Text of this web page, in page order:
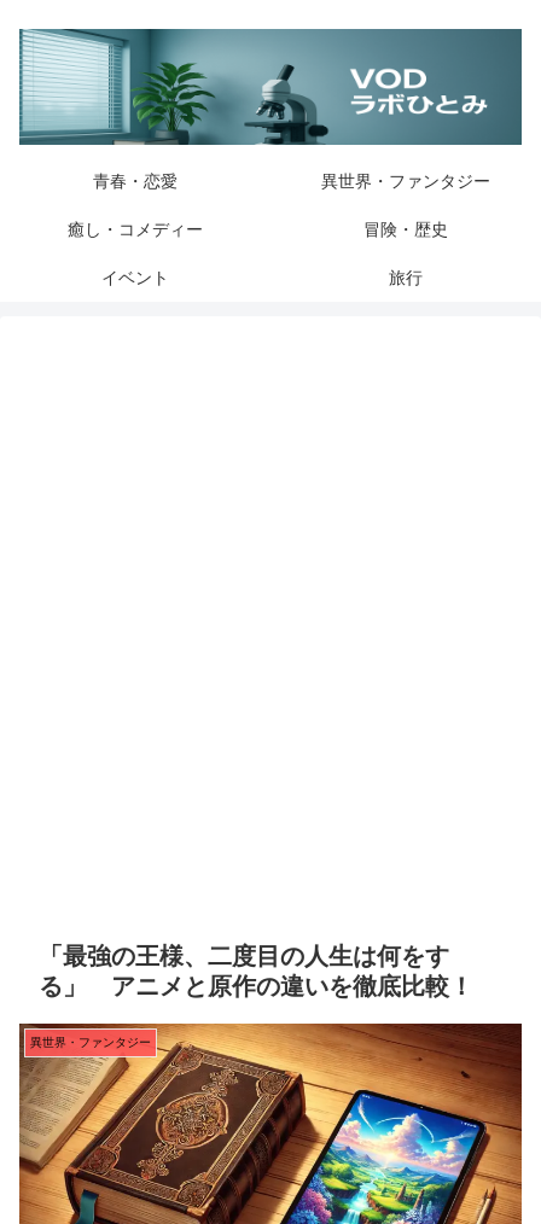
青春・恋愛 異世界・ファンタジー
癒し・コメディー 冒険・歴史
イベント 旅行
「最強の王様、二度目の人生は何をす
る」 アニメと原作の違いを徹底比較！
異世界・ファンタジー